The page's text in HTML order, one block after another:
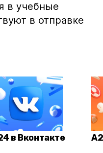
в учебные
в отправке
в Вконтакте